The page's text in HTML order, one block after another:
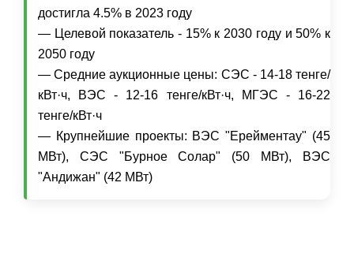
достигла 4.5% в 2023 году
— Целевой показатель - 15% к 2030 году и 50% к
2050 году
— Средние аукционные цены: СЭС - 14-18 тенге/
кВт·ч, ВЭС - 12-16 тенге/кВт·ч, МГЭС - 16-22
тенге/кВт·ч
— Крупнейшие проекты: ВЭС "Ерейментау" (45
МВт), СЭС "Бурное Солар" (50 МВт), ВЭС
"Андижан" (42 МВт)